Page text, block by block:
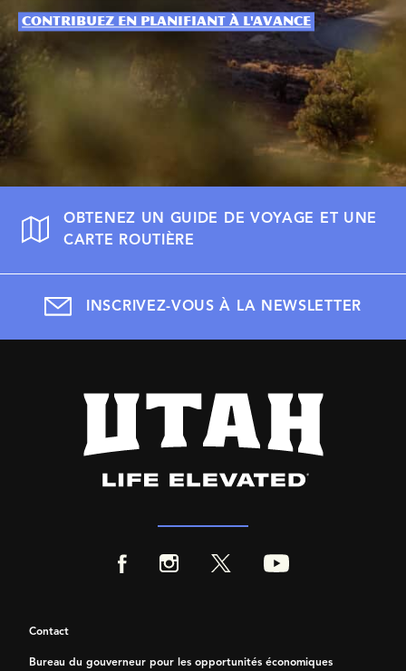
Contribuez en planifiant à l'avance
OBTENEZ UN GUIDE DE VOYAGE ET UNE
CARTE ROUTIÈRE
INSCRIVEZ-VOUS À LA NEWSLETTER
Contact
Bureau du gouverneur pour les opportunités économiques